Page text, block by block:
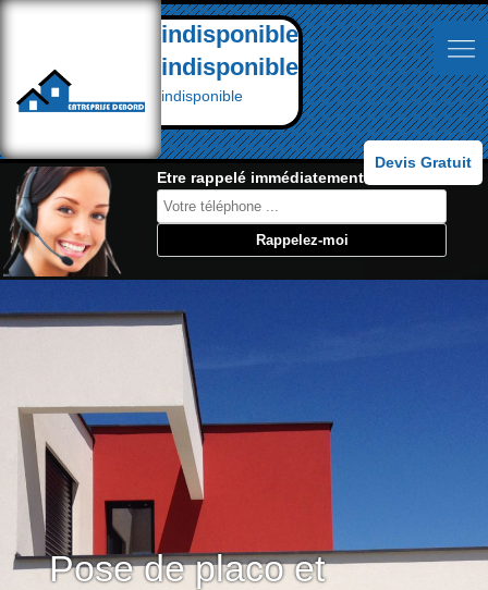
indisponible
indisponible
indisponible
Devis Gratuit
Etre rappelé immédiatement:
Pose de placo et